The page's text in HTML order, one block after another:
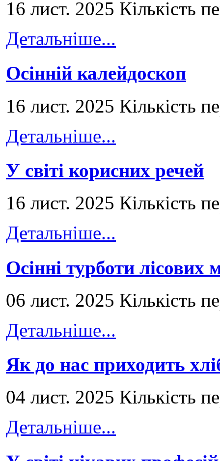
16 лист. 2025 Кількість
Детальніше...
Осінній калейдоскоп
16 лист. 2025 Кількість
Детальніше...
У світі корисних речей
16 лист. 2025 Кількість
Детальніше...
Осінні турботи лісових
06 лист. 2025 Кількість
Детальніше...
Як до нас приходить
04 лист. 2025 Кількість
Детальніше...